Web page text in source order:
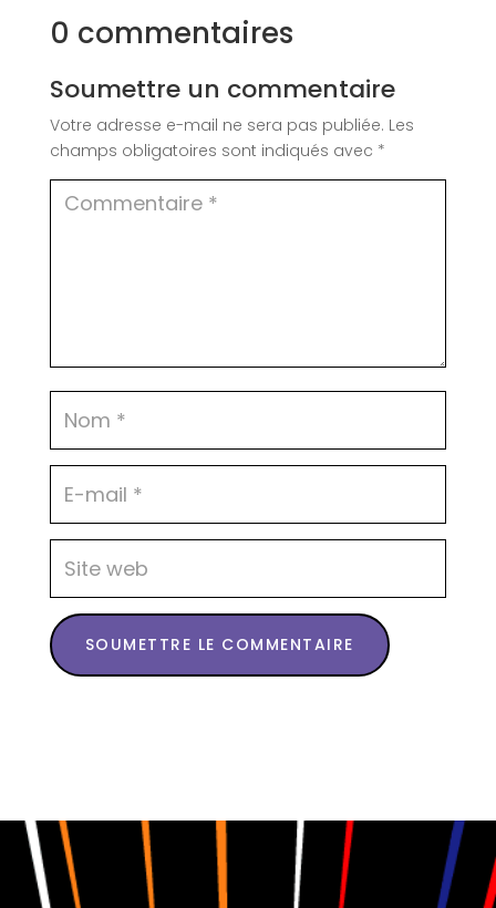
0 commentaires
Soumettre un commentaire
Votre adresse e-mail ne sera pas publiée. Les
champs obligatoires sont indiqués avec *
SOUMETTRE LE COMMENTAIRE